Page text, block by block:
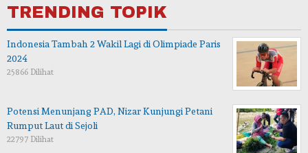
TRENDING TOPIK
Indonesia Tambah 2 Wakil Lagi di Olimpiade Paris
2024
25866 Dilihat
Potensi Menunjang PAD, Nizar Kunjungi Petani
Rumput Laut di Sejoli
22797 Dilihat